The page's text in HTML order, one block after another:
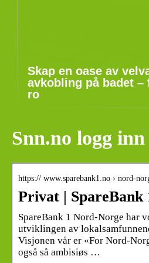
Skap en oase av
avkobling på badet –
ro
Snn.no logg inn
https:// www.sparebank1.no › nord-
Privat | SpareBank
SpareBank 1 Nord-Norge har
utviklingen av
Visjonen vår er «For Nord-
også så ambisiøs …